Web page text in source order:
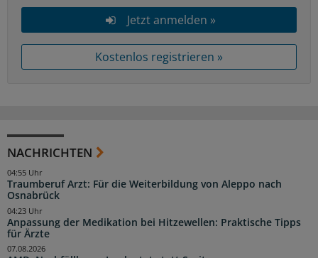
Jetzt anmelden »
Kostenlos registrieren »
NACHRICHTEN
Traumberuf Arzt: Für die Weiterbildung von Aleppo nach
Osnabrück
04:55 Uhr
Anpassung der Medikation bei Hitzewellen: Praktische Tipps
für Ärzte
04:23 Uhr
07.08.2026